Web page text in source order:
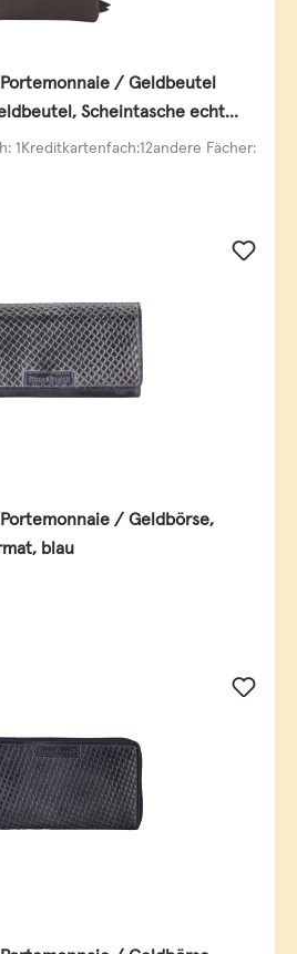
/ Geldbeutel
Scheintasche echt
1Kreditkartenfach:12andere Fächer:
/ Geldbörse,
blau